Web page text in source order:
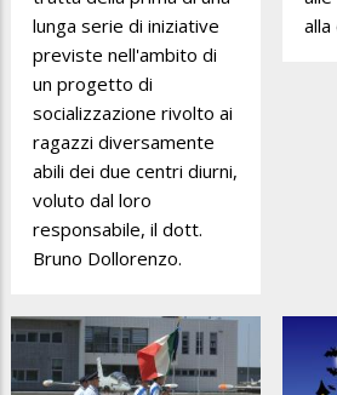
lunga serie di iniziative
previste nell'ambito di
un progetto di
socializzazione rivolto ai
ragazzi diversamente
abili dei due centri diurni,
voluto dal loro
responsabile, il dott.
Bruno Dollorenzo.
alla